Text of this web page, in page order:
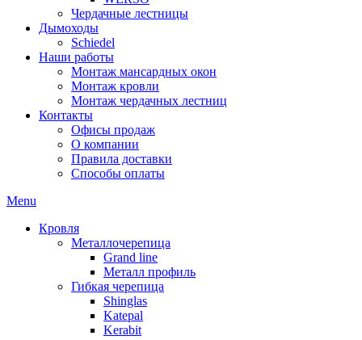
Чердачные лестницы
Дымоходы
Schiedel
Наши работы
Монтаж мансардных окон
Монтаж кровли
Монтаж чердачных лестниц
Контакты
Офисы продаж
О компании
Правила доставки
Способы оплаты
Menu
Кровля
Металлочерепица
Grand line
Металл профиль
Гибкая черепица
Shinglas
Katepal
Kerabit